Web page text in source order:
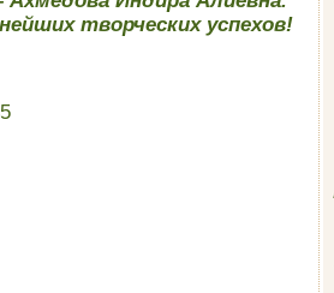
творческих успехов!